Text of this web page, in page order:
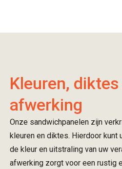
Kleuren, diktes
afwerking
Onze sandwichpanelen zijn
kleuren en diktes. Hierdoor kunt
de kleur en uitstraling van uw
afwerking zorgt voor een rustig